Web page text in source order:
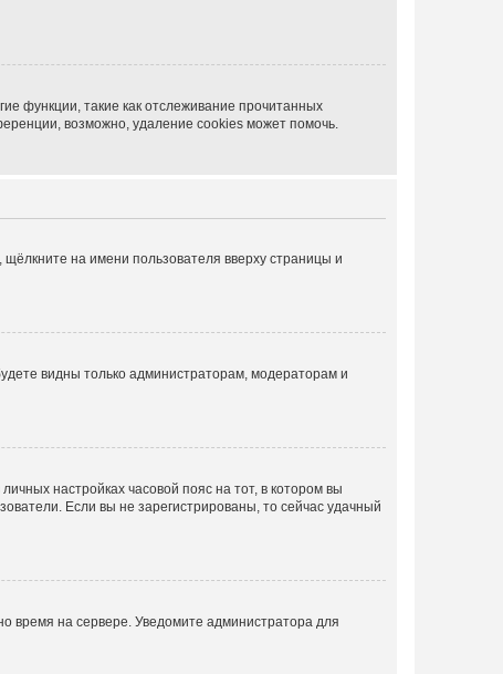
функции, такие как отслеживание прочитанных
возможно, удаление cookies может помочь.
на имени пользователя вверху страницы и
видны только администраторам, модераторам и
настройках часовой пояс на тот, в котором вы
Если вы не зарегистрированы, то сейчас удачный
время на сервере. Уведомите администратора для